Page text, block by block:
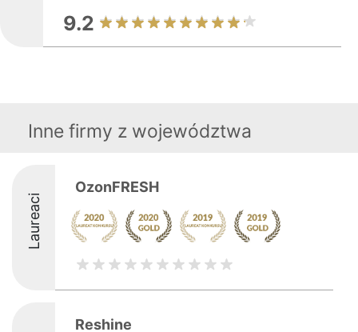
9.2
Inne firmy z województwa
Laureaci
OzonFRESH
Reshine